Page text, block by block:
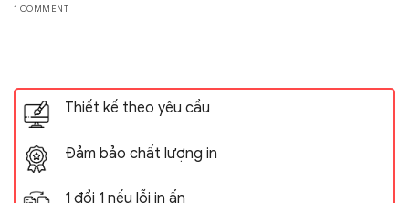
1 COMMENT
Thiết kế theo yêu cầu
Đảm bảo chất lượng in
1 đổi 1 nếu lỗi in ấn